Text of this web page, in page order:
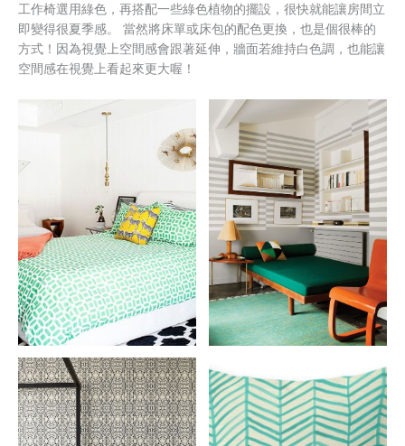
工作椅選用綠色，再搭配一些綠色植物的擺設，很快就能讓房間立
即變得很夏季感。 當然將床單或床包的配色更換，也是個很棒的
方式！因為視覺上空間感會跟著延伸，牆面若維持白色調，也能讓
空間感在視覺上看起來更大喔！